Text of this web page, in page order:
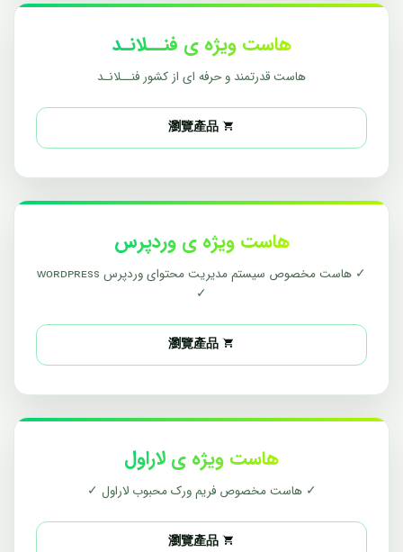
هاست ویژه ی فنــلانـد
هاست قدرتمند و حرفه ای از کشور فنــلانـد
瀏覽產品
هاست ویژه ی وردپرس
✓ هاست مخصوص سیستم مدیریت محتوای وردپرس ᴡᴏʀᴅᴘʀᴇss
✓
瀏覽產品
هاست ویژه ی لاراول
✓ هاست مخصوص فریم ورک محبوب لاراول ✓
瀏覽產品